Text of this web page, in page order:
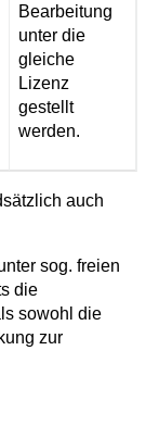
Bearbeitung
unter die
gleiche
Lizenz
gestellt
werden.
auch
sog. freien
die
sowohl die
zur